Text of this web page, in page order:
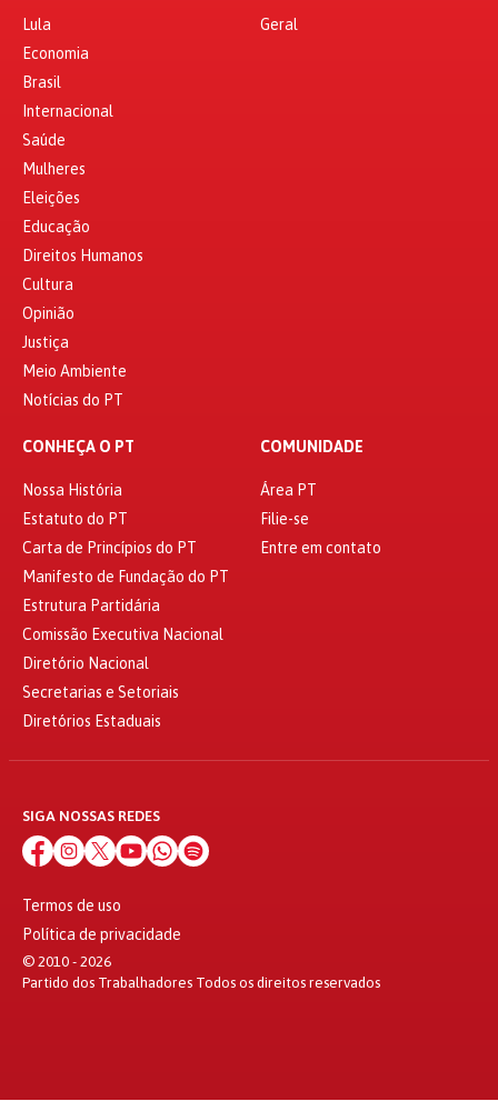
Lula
Economia
Brasil
Internacional
Saúde
Mulheres
Eleições
Educação
Direitos Humanos
Cultura
Opinião
Justiça
Meio Ambiente
Notícias do PT
Geral
CONHEÇA O PT
Nossa História
Estatuto do PT
Carta de Princípios do PT
Manifesto de Fundação do PT
Estrutura Partidária
Comissão Executiva Nacional
Diretório Nacional
Secretarias e Setoriais
Diretórios Estaduais
COMUNIDADE
Área PT
Filie-se
Entre em contato
SIGA NOSSAS REDES
Termos de uso
Política de privacidade
© 2010 - 2026
Partido dos Trabalhadores Todos os direitos reservados